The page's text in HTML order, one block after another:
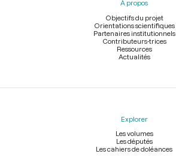
À propos
Objectifs du projet
Orientations scientifiques
Partenaires institutionnels
Contributeurs-trices
Ressources
Actualités
Explorer
Les volumes
Les députés
Les cahiers de doléances